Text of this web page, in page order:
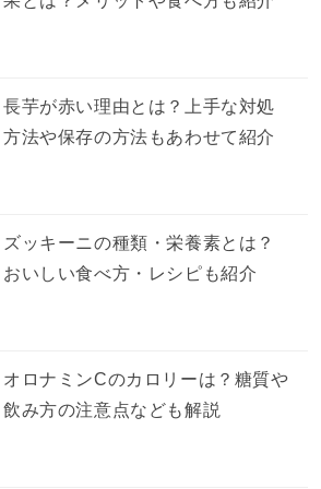
長芋が赤い理由とは？上手な対処
方法や保存の方法もあわせて紹介
ズッキーニの種類・栄養素とは？
おいしい食べ方・レシピも紹介
オロナミンCのカロリーは？糖質や
飲み方の注意点なども解説